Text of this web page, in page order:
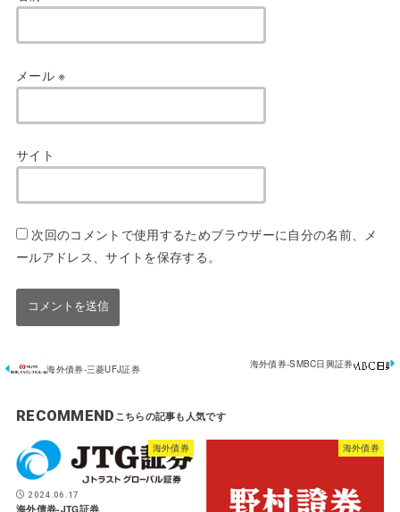
メール※
サイト
次回のコメントで使用するためブラウザーに自分の名前、メ
ールアドレス、サイトを保存する。
海外債券-三菱UFJ証券 海外債券-SMBC日興証券
RECOMMEND
海外債券
2024.06.17
海外債券-JTG証券
海外債券